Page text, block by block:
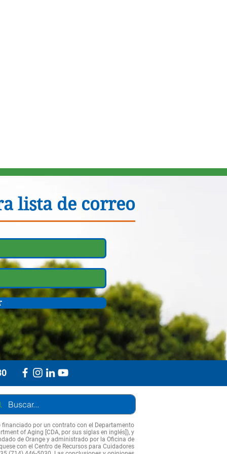
lista de correo
por un contrato con el Departamento
of Aging [CDA, por sus siglas en inglés]), y
de Orange y administrado por la Oficina de
con el Centro de Recursos para Cuidadores